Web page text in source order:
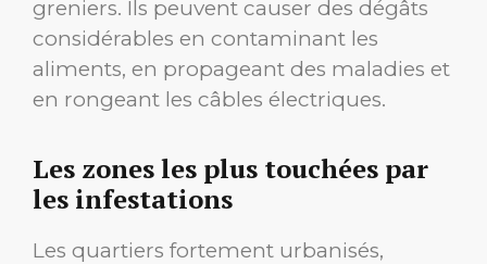
greniers. Ils peuvent causer des dégâts
considérables en contaminant les
aliments, en propageant des maladies et
en rongeant les câbles électriques.
Les zones les plus touchées par
les infestations
Les quartiers fortement urbanisés,